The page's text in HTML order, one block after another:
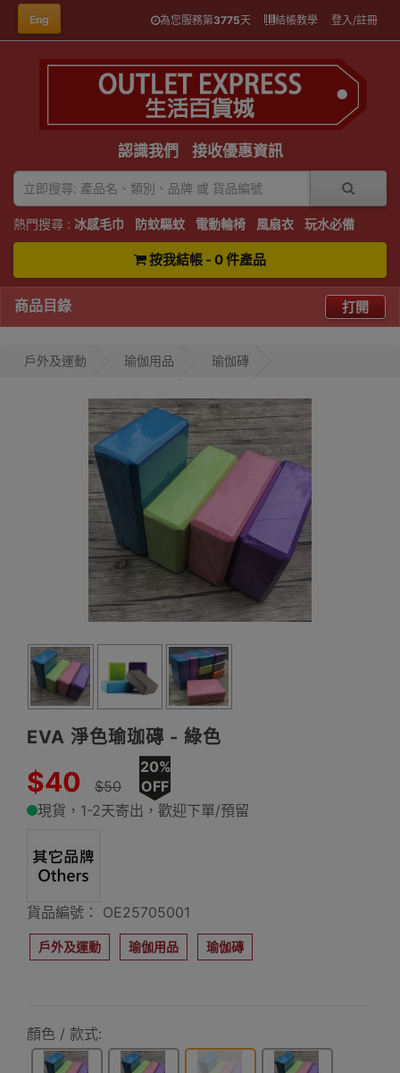
Eng 為您服務第3775天 結帳教學 登入/註冊
認識我們 接收優惠資訊
熱門搜尋 : 冰感毛巾 防蚊驅蚊 電動輪椅 風扇衣 玩水必備
按我結帳 - 0 件產品
商品目錄 打開
戶外及運動 瑜伽用品 瑜伽磚
EVA 淨色瑜珈磚 - 綠色
$40 $50
20%
OFF
現貨，1-2天寄出，歡迎下單/預留
貨品編號： OE25705001
戶外及運動 瑜伽用品 瑜伽磚
顏色 / 款式: